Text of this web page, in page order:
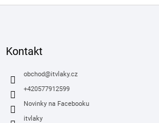
Kontakt
obchod@itvlaky.cz
+420577912599
Novinky na Facebooku
itvlaky